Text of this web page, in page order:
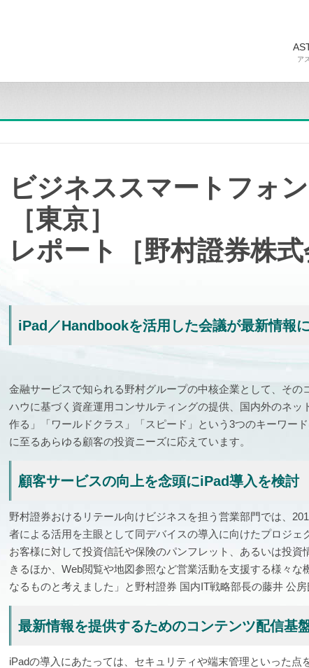
ア
ビジネススマートフォ
［東京］
レポート［野村證券株式
iPad／Handbookを活用した会議が最新情報
金融サービスで知られる野村グループの中核企業として、そ
ハウに基づく資産運用コンサルティングの提供、国内外のネ
作る」「ワールドクラス」「スピード」という3つのキーワー
に至るあらゆる顧客の投資ニーズに応えています。
顧客サービスの向上を念頭にiPad導入を検討
野村證券おけるリテール向けビジネスを担う営業部門では、
者による活用を主眼として同デバイスの導入に向けたプロジ
お客様に対して投資信託や保険のパンフレット、あるいは投
きるほか、Web閲覧や地図参照など営業活動を支援する様々
なるものと考えました」と野村證券 国内IT戦略部長の藤井 公
最新情報を提供するためのコンテンツ配信基
iPadの導入にあたっては、セキュリティや端末管理といった